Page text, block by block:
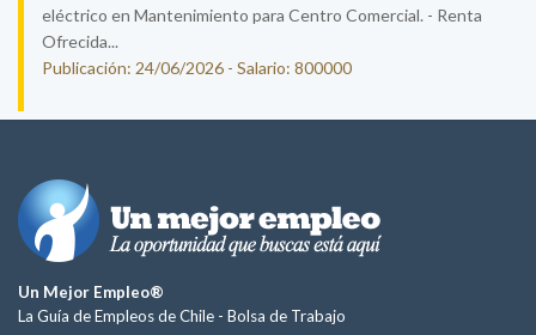
eléctrico en Mantenimiento para Centro Comercial. - Renta
Ofrecida...
Publicación: 24/06/2026 - Salario: 800000
Un Mejor Empleo®
La Guía de Empleos de Chile - Bolsa de Trabajo